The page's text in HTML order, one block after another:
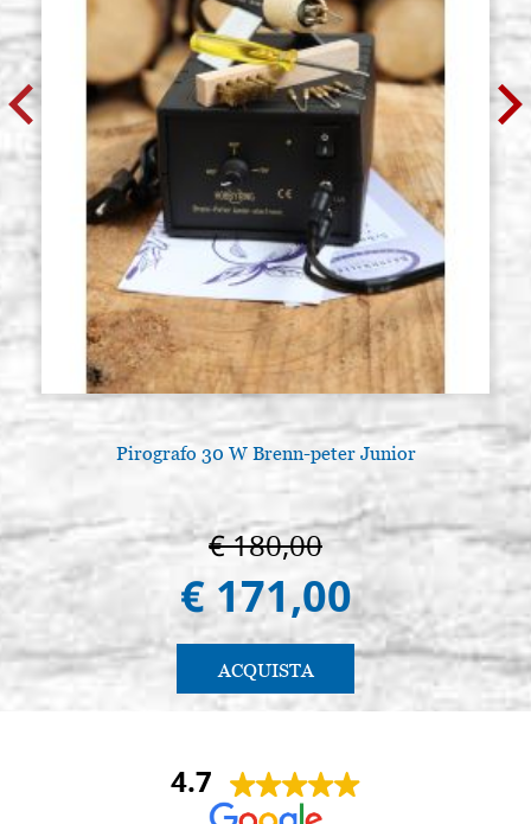
Pirografo 30 W Brenn-peter Junior
€ 180,00
€ 171,00
ACQUISTA
4.7